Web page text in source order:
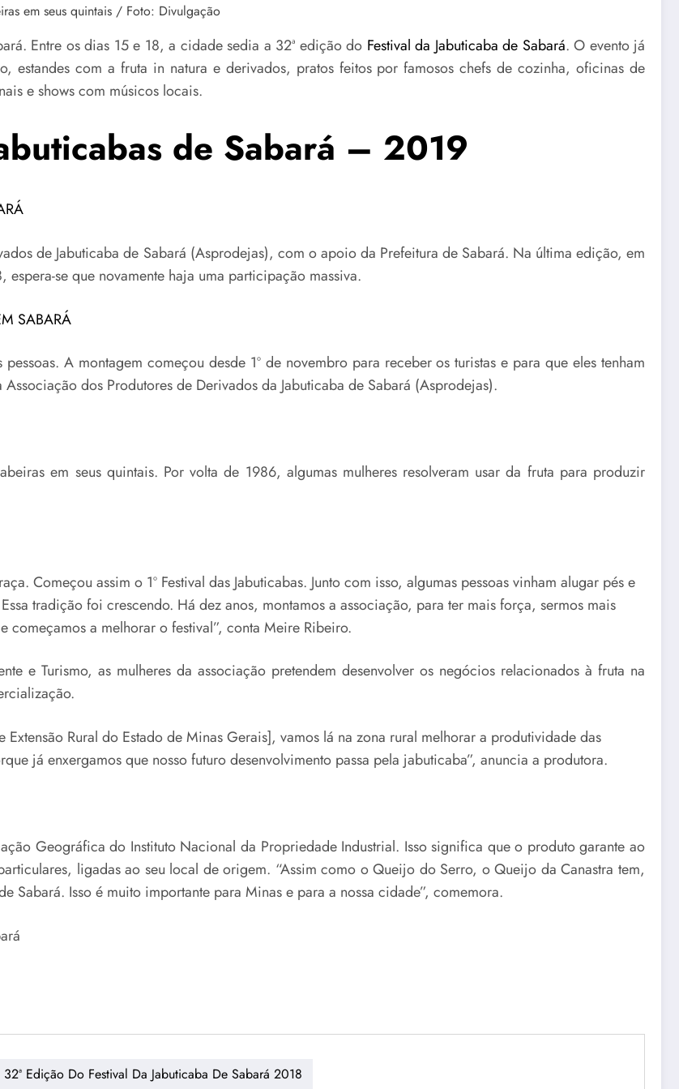
em seus quintais / Foto: Divulgação
Entre os dias 15 e 18, a cidade sedia a 32ª edição do Festival da Jabuticaba de Sabará. O evento já
estandes com a fruta in natura e derivados, pratos feitos por famosos chefs de cozinha, oficinas de
e shows com músicos locais.
de Sabará – 2019
de Jabuticaba de Sabará (Asprodejas), com o apoio da Prefeitura de Sabará. Na última edição, em
se que novamente haja uma participação massiva.
SABARÁ
A montagem começou desde 1º de novembro para receber os turistas e para que eles tenham
dos Produtores de Derivados da Jabuticaba de Sabará (Asprodejas).
em seus quintais. Por volta de 1986, algumas mulheres resolveram usar da fruta para produzir
Começou assim o 1º Festival das Jabuticabas. Junto com isso, algumas pessoas vinham alugar pés e
tradição foi crescendo. Há dez anos, montamos a associação, para ter mais força, sermos mais
começamos a melhorar o festival”, conta Meire Ribeiro.
e Turismo, as mulheres da associação pretendem desenvolver os negócios relacionados à fruta na
Extensão Rural do Estado de Minas Gerais], vamos lá na zona rural melhorar a produtividade das
já enxergamos que nosso futuro desenvolvimento passa pela jabuticaba”, anuncia a produtora.
Geográfica do Instituto Nacional da Propriedade Industrial. Isso significa que o produto garante ao
ligadas ao seu local de origem. “Assim como o Queijo do Serro, o Queijo da Canastra tem,
Sabará. Isso é muito importante para Minas e para a nossa cidade”, comemora.
32ª Edição Do Festival Da Jabuticaba De Sabará 2018